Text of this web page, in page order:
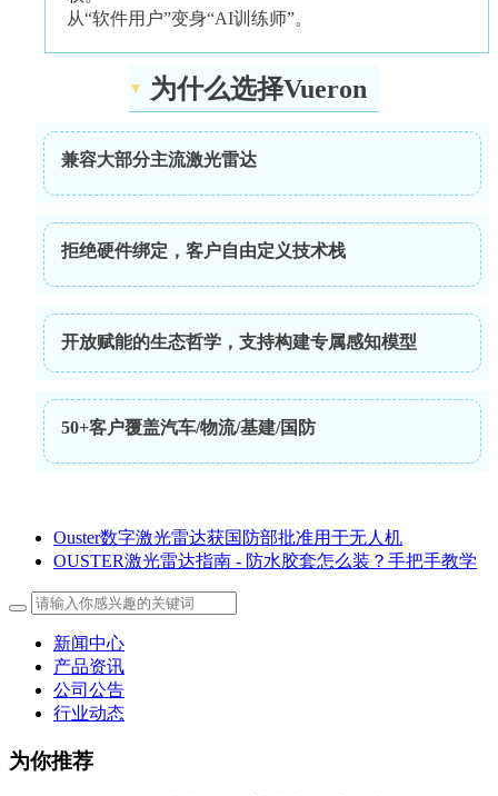
从“软件用户”变身“AI训练师”。
为什么选择Vueron
兼容大部分主流激光雷达
拒绝硬件绑定，客户自由定义技术栈
开放赋能的生态哲学，支持构建专属感知模型
50+客户覆盖汽车/物流/基建/国防
Ouster数字激光雷达获国防部批准用于无人机
OUSTER激光雷达指南 - 防水胶套怎么装？手把手教学
新闻中心
产品资讯
公司公告
行业动态
为你推荐